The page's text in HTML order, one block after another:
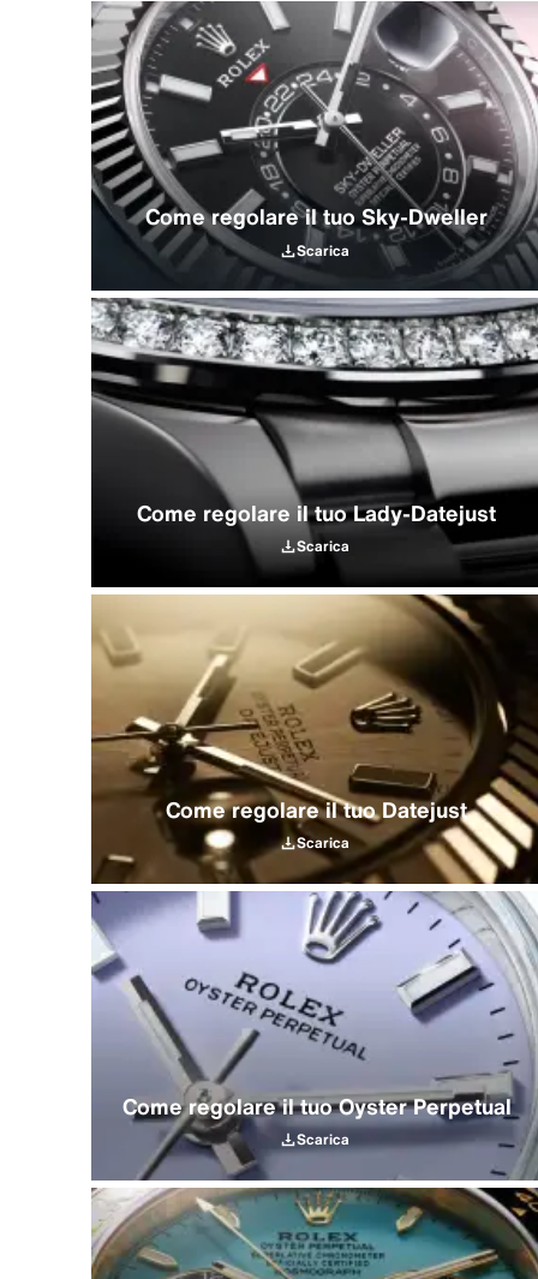
Come regolare il tuo Sky‑Dweller
Scarica
Come regolare il tuo Lady‑Datejust
Scarica
Come regolare il tuo Datejust
Scarica
Come regolare il tuo Oyster Perpetual
Scarica